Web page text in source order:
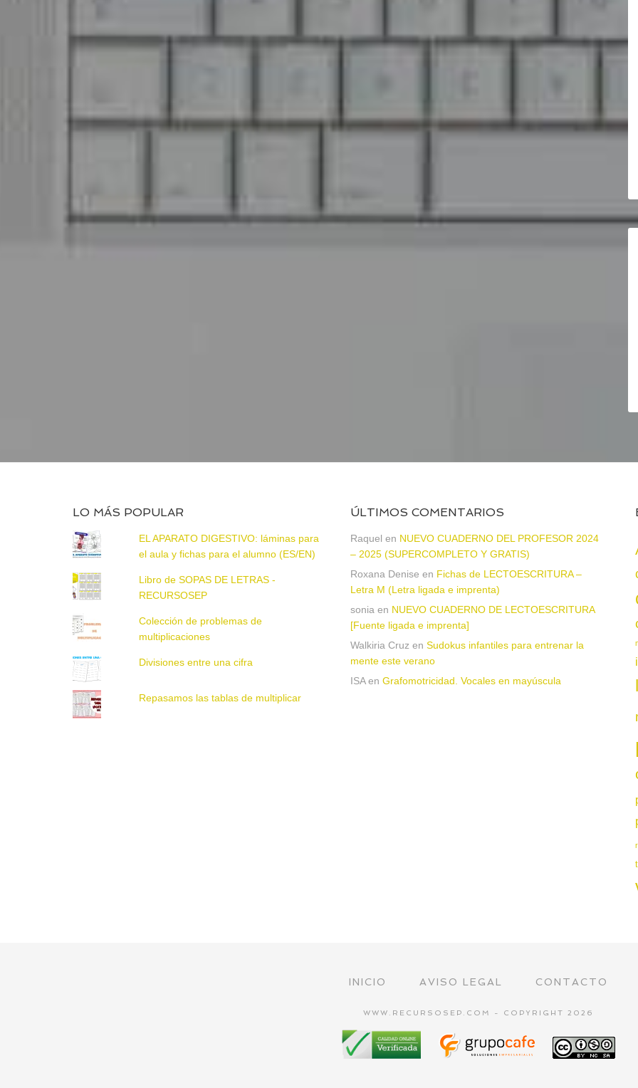
LO MÁS POPULAR
EL APARATO DIGESTIVO: láminas para
el aula y fichas para el alumno (ES/EN)
Libro de SOPAS DE LETRAS -
RECURSOSEP
Colección de problemas de
multiplicaciones
Divisiones entre una cifra
Repasamos las tablas de multiplicar
ÚLTIMOS COMENTARIOS
Raquel en NUEVO CUADERNO DEL PROFESOR 2024
– 2025 (SUPERCOMPLETO Y GRATIS)
Roxana Denise en Fichas de LECTOESCRITURA –
Letra M (Letra ligada e imprenta)
sonia en NUEVO CUADERNO DE LECTOESCRITURA
[Fuente ligada e imprenta]
Walkiria Cruz en Sudokus infantiles para entrenar la
mente este verano
ISAen Grafomotricidad. Vocales en mayúscula
INICIO AVISO LEGAL CONTACTO
WWW.RECURSOSEP.COM - COPYRIGHT 2026